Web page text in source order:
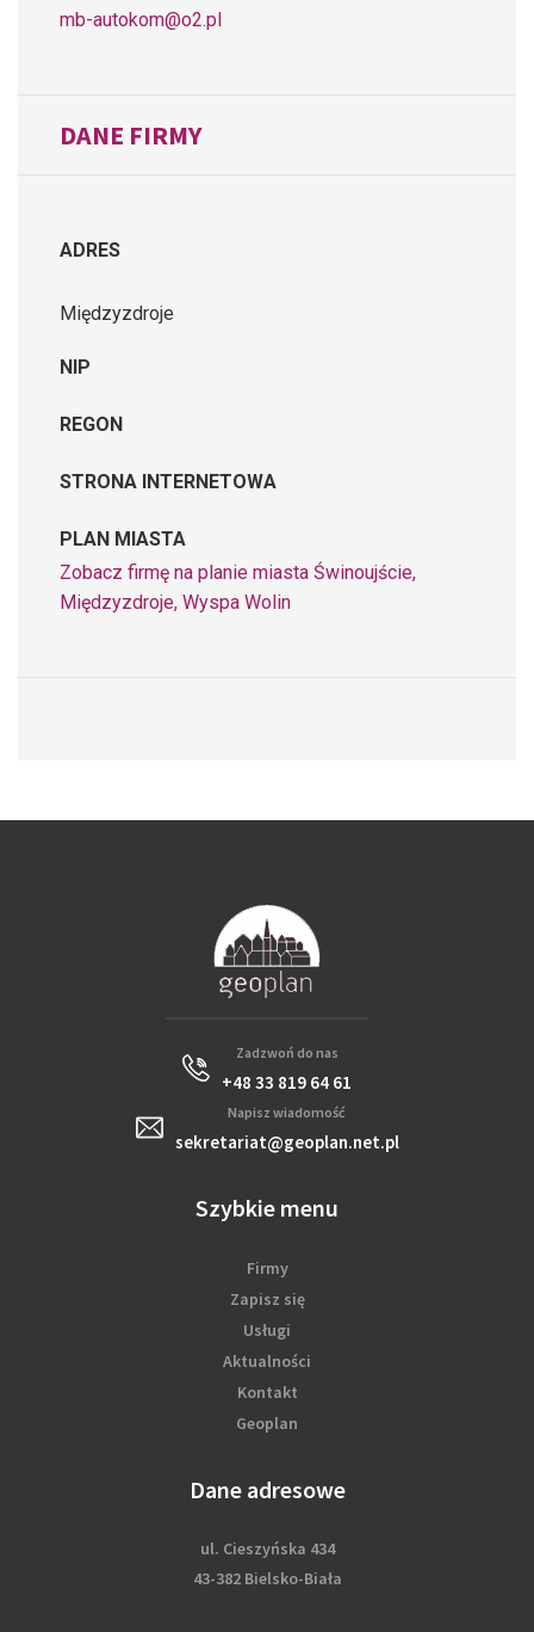
mb-autokom@o2.pl
DANE FIRMY
ADRES
Międzyzdroje
NIP
REGON
STRONA INTERNETOWA
PLAN MIASTA
Zobacz firmę na planie miasta Świnoujście,
Międzyzdroje, Wyspa Wolin
Zadzwoń do nas
+48 33 819 64 61
Napisz wiadomość
sekretariat@geoplan.net.pl
Szybkie menu
Firmy
Zapisz się
Usługi
Aktualności
Kontakt
Geoplan
Dane adresowe
ul. Cieszyńska 434
43-382 Bielsko-Biała